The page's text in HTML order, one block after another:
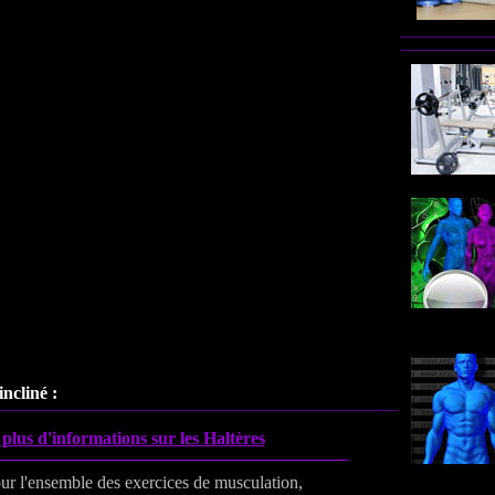
:
d'informations sur les Haltères
l'ensemble des exercices de musculation,